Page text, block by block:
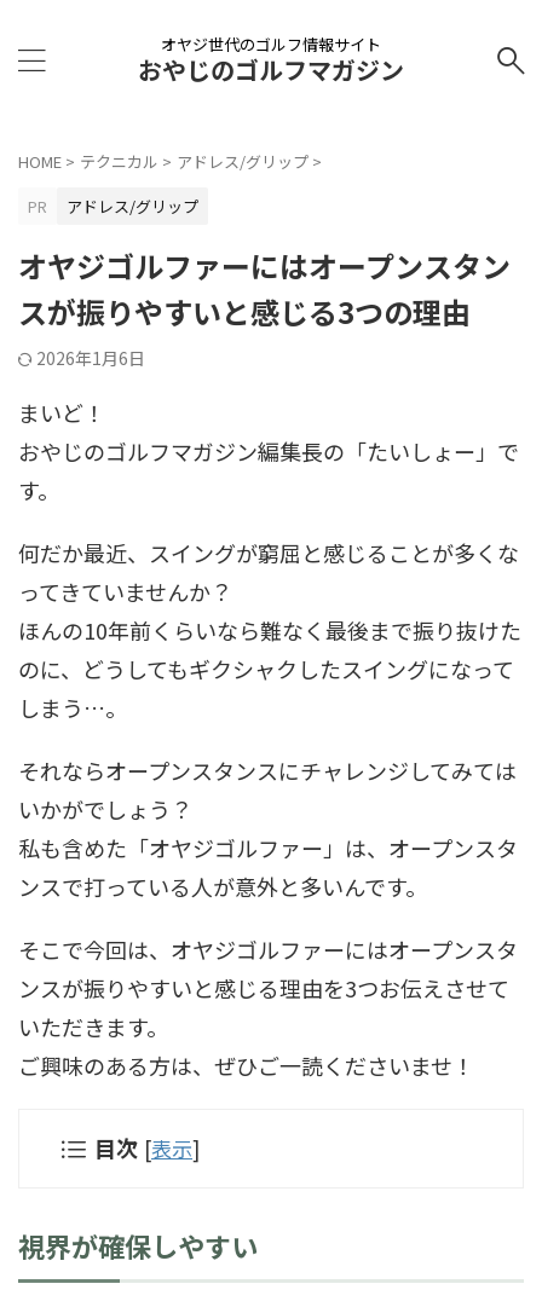
オヤジ世代のゴルフ情報サイト
おやじのゴルフマガジン
HOME > テクニカル > アドレス/グリップ >
PR
アドレス/グリップ
オヤジゴルファーにはオープンスタン
スが振りやすいと感じる3つの理由
2026年1月6日
まいど！
おやじのゴルフマガジン編集長の「たいしょー」で
す。
何だか最近、スイングが窮屈と感じることが多くな
ってきていませんか？
ほんの10年前くらいなら難なく最後まで振り抜けた
のに、どうしてもギクシャクしたスイングになって
しまう…。
それならオープンスタンスにチャレンジしてみては
いかがでしょう？
私も含めた「オヤジゴルファー」は、オープンスタ
ンスで打っている人が意外と多いんです。
そこで今回は、オヤジゴルファーにはオープンスタ
ンスが振りやすいと感じる理由を3つお伝えさせて
いただきます。
ご興味のある方は、ぜひご一読くださいませ！
目次 [表示]
視界が確保しやすい